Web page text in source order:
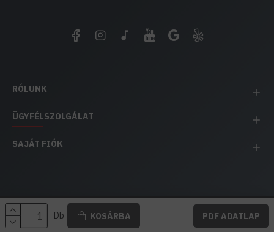
Db KOSÁRBA PDF ADATLAP
RÓLUNK
ÜGYFÉLSZOLGÁLAT
SAJÁT FIÓK
EH IMPEX / Copyright © 1991-2025 Energia Háza